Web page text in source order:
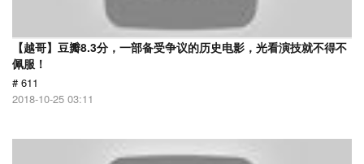
【越哥】豆瓣8.3分，一部备受争议的历史电影，光看演技就不得不
佩服！
# 611
2018-10-25 03:11